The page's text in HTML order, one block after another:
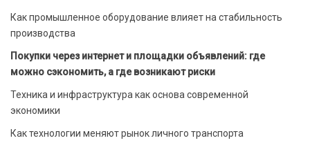
Как промышленное оборудование влияет на стабильность
производства
Покупки через интернет и площадки объявлений: где
можно сэкономить, а где возникают риски
Техника и инфраструктура как основа современной
экономики
Как технологии меняют рынок личного транспорта